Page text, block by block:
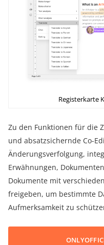
Registerkarte
Zu den Funktionen für die
und absatzsichernde Co-
Änderungsverfolgung,
Erwähnungen,
Dokumente mit
freigeben, um bestimmte
Aufmerksamkeit zu